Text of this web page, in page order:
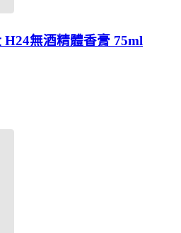
無酒精體香膏 75ml